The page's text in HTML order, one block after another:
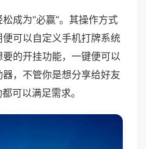
成为“必赢”。其操作方式
可以自定义手机打牌系统
的开挂功能，一键便可以
，不管你是想分享给好友
可以满足需求。